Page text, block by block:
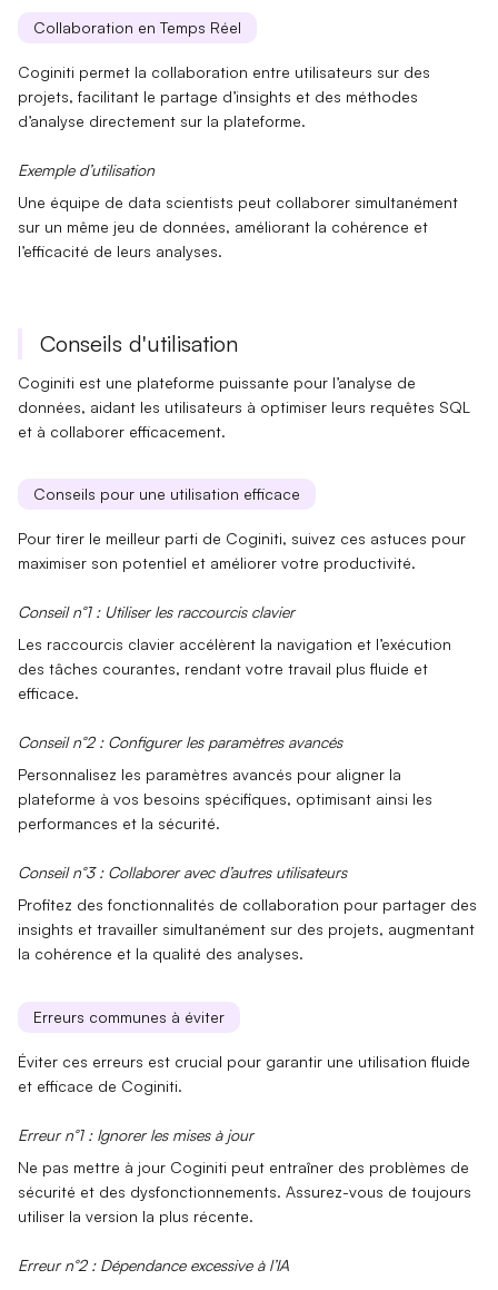
Collaboration en Temps Réel
Coginiti permet la collaboration entre utilisateurs sur des
projets, facilitant le partage d’insights et des méthodes
d’analyse directement sur la plateforme.
Exemple d’utilisation
Une équipe de data scientists peut collaborer simultanément
sur un même jeu de données, améliorant la cohérence et
l’efficacité de leurs analyses.
Conseils d'utilisation
Coginiti est une plateforme puissante pour l’analyse de
données, aidant les utilisateurs à optimiser leurs requêtes SQL
et à collaborer efficacement.
Conseils pour une utilisation efficace
Pour tirer le meilleur parti de Coginiti, suivez ces astuces pour
maximiser son potentiel et améliorer votre productivité.
Conseil n°1 : Utiliser les raccourcis clavier
Les raccourcis clavier accélèrent la navigation et l’exécution
des tâches courantes, rendant votre travail plus fluide et
efficace.
Conseil n°2 : Configurer les paramètres avancés
Personnalisez les paramètres avancés pour aligner la
plateforme à vos besoins spécifiques, optimisant ainsi les
performances et la sécurité.
Conseil n°3 : Collaborer avec d’autres utilisateurs
Profitez des fonctionnalités de collaboration pour partager des
insights et travailler simultanément sur des projets, augmentant
la cohérence et la qualité des analyses.
Erreurs communes à éviter
Éviter ces erreurs est crucial pour garantir une utilisation fluide
et efficace de Coginiti.
Erreur n°1 : Ignorer les mises à jour
Ne pas mettre à jour Coginiti peut entraîner des problèmes de
sécurité et des dysfonctionnements. Assurez-vous de toujours
utiliser la version la plus récente.
Erreur n°2 : Dépendance excessive à l’IA